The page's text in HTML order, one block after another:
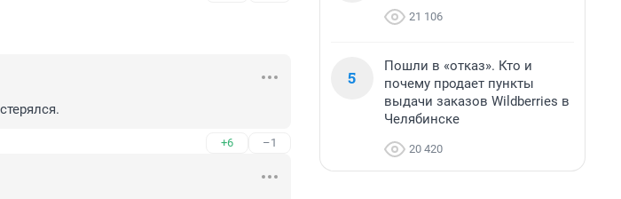
+6 –1
21 106
5
Пошли в «отказ». Кто и
почему продает пункты
выдачи заказов Wildberries в
Челябинске
20 420